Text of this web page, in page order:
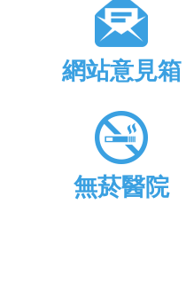
網站意見箱
無菸醫院